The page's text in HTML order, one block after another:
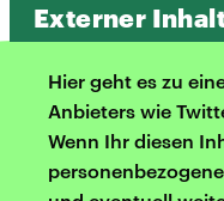
Externer
Hier geht es zu
Anbieters wie
Wenn Ihr diesen